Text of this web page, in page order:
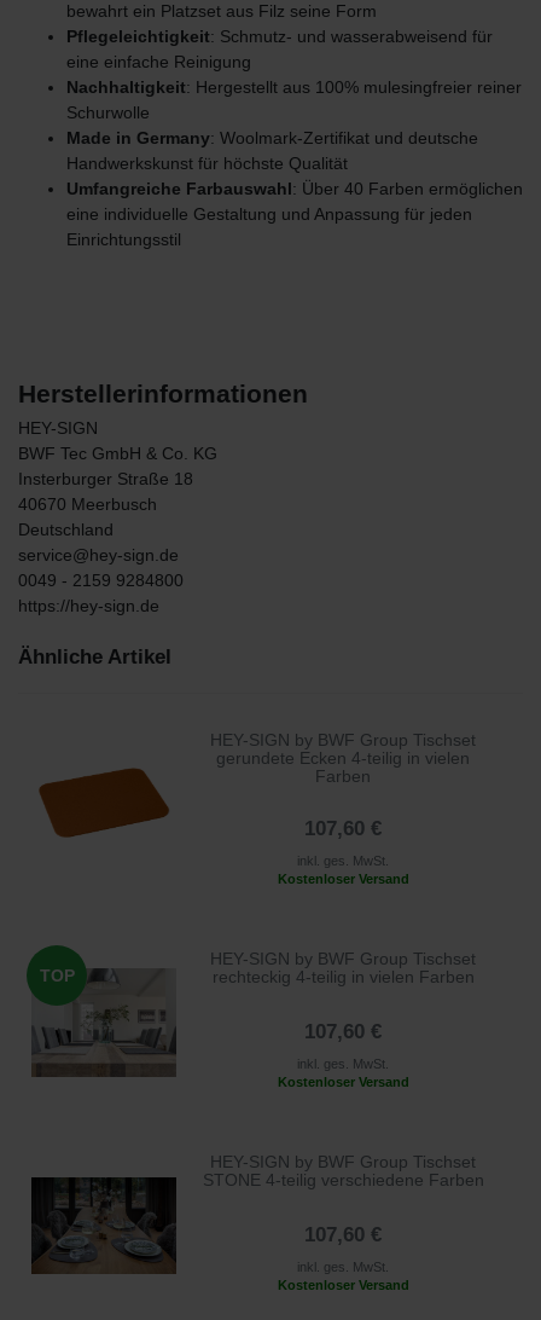
bewahrt ein Platzset aus Filz seine Form
Pflegeleichtigkeit: Schmutz- und wasserabweisend für
eine einfache Reinigung
Nachhaltigkeit: Hergestellt aus 100% mulesingfreier reiner
Schurwolle
Made in Germany: Woolmark-Zertifikat und deutsche
Handwerkskunst für höchste Qualität
Umfangreiche Farbauswahl: Über 40 Farben ermöglichen
eine individuelle Gestaltung und Anpassung für jeden
Einrichtungsstil
Herstellerinformationen
HEY-SIGN
BWF Tec GmbH & Co. KG
Insterburger Straße 18
40670 Meerbusch
Deutschland
service@hey-sign.de
0049 - 2159 9284800
https://hey-sign.de
Ähnliche Artikel
HEY-SIGN by BWF Group Tischset
gerundete Ecken 4-teilig in vielen
Farben
107,60 €
inkl. ges. MwSt.
Kostenloser Versand
TOP
HEY-SIGN by BWF Group Tischset
rechteckig 4-teilig in vielen Farben
107,60 €
inkl. ges. MwSt.
Kostenloser Versand
HEY-SIGN by BWF Group Tischset
STONE 4-teilig verschiedene Farben
107,60 €
inkl. ges. MwSt.
Kostenloser Versand